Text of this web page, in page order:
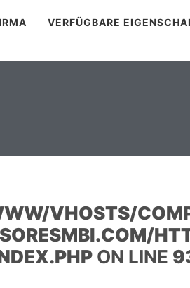
VERFÜGBARE
VHOSTS/
ON LINE